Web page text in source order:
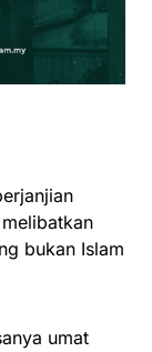
bukan Islam
umat